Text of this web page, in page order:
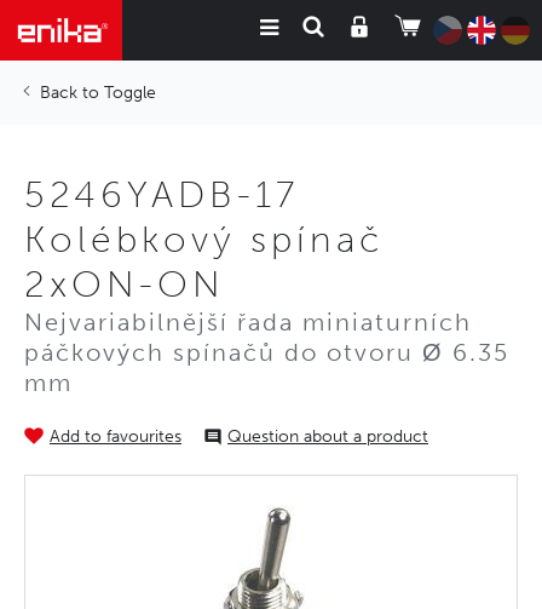
Toggle
5246YADB-17
Kolébkový spínač
2xON-ON
Nejvariabilnější řada miniaturních
páčkových spínačů do otvoru Ø 6.35
mm
Add to favourites Question about a product